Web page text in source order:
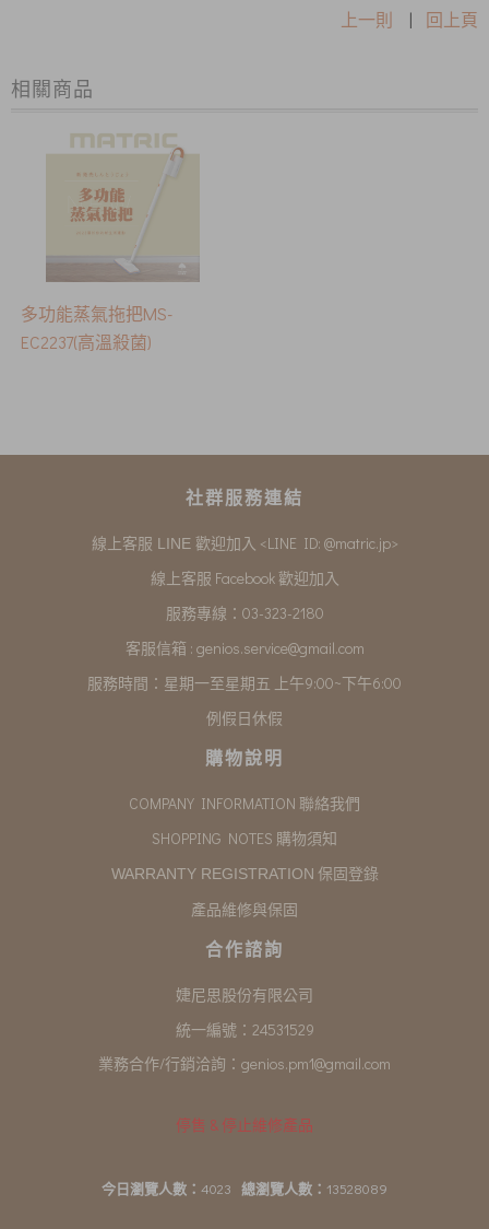
上一則 | 回上頁
相關商品
多功能蒸氣拖把MS-
EC2237(高溫殺菌)
社群服務連結
線上客服 LINE 歡迎加入 <LINE ID: @matric.jp>
線上客服 Facebook 歡迎加入
服務專線：03-323-2180
客服信箱 : genios.service@gmail.com
服務時間：星期一至星期五 上午9:00~下午6:00
例假日休假
購物說明
COMPANY INFORMATION 聯絡我們
SHOPPING NOTES 購物須知
WARRANTY REGISTRATION 保固登錄
產品維修與保固
合作諮詢
婕尼思股份有限公司
統一編號：24531529
業務合作/行銷洽詢： genios.pm1@gmail.com
停售 & 停止維修產品
今日瀏覽人數： 4023 總瀏覽人數： 13528089